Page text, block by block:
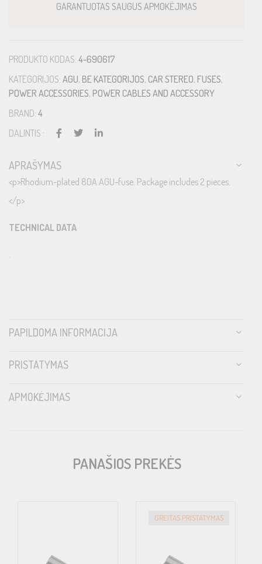
GARANTUOTAS SAUGUS APMOKĖJIMAS
PRODUKTO KODAS: 4-690617
KATEGORIJOS: AGU, BE KATEGORIJOS, CAR STEREO, FUSES,
POWER ACCESSORIES, POWER CABLES AND ACCESSORY
BRAND: 4
DALINTIS :
APRAŠYMAS
<p>Rhodium-plated 80A AGU-fuse. Package includes 2 pieces.
</p>
TECHNICAL DATA
.
PAPILDOMA INFORMACIJA
PRISTATYMAS
APMOKĖJIMAS
PANAŠIOS PREKĖS
GREITAS PRISTATYMAS